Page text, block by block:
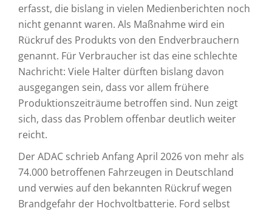
erfasst, die bislang in vielen Medienberichten noch
nicht genannt waren. Als Maßnahme wird ein
Rückruf des Produkts von den Endverbrauchern
genannt. Für Verbraucher ist das eine schlechte
Nachricht: Viele Halter dürften bislang davon
ausgegangen sein, dass vor allem frühere
Produktionszeiträume betroffen sind. Nun zeigt
sich, dass das Problem offenbar deutlich weiter
reicht.
Der ADAC schrieb Anfang April 2026 von mehr als
74.000 betroffenen Fahrzeugen in Deutschland
und verwies auf den bekannten Rückruf wegen
Brandgefahr der Hochvoltbatterie. Ford selbst